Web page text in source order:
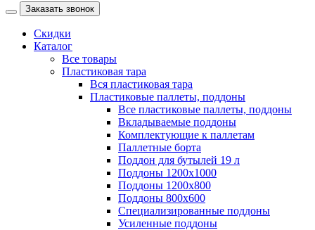
Заказать звонок
Скидки
Каталог
Все товары
Пластиковая тара
Вся пластиковая тара
Пластиковые паллеты, поддоны
Все пластиковые паллеты, поддоны
Вкладываемые поддоны
Комплектующие к паллетам
Паллетные борта
Поддон для бутылей 19 л
Поддоны 1200х1000
Поддоны 1200х800
Поддоны 800х600
Специализированные поддоны
Усиленные поддоны